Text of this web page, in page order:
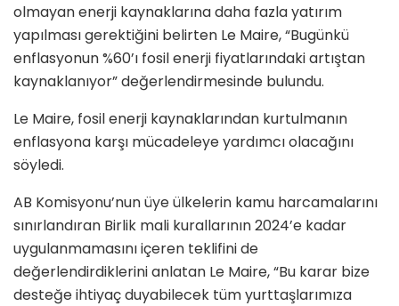
olmayan enerji kaynaklarına daha fazla yatırım
yapılması gerektiğini belirten Le Maire, “Bugünkü
enflasyonun %60’ı fosil enerji fiyatlarındaki artıştan
kaynaklanıyor” değerlendirmesinde bulundu.
Le Maire, fosil enerji kaynaklarından kurtulmanın
enflasyona karşı mücadeleye yardımcı olacağını
söyledi.
AB Komisyonu’nun üye ülkelerin kamu harcamalarını
sınırlandıran Birlik mali kurallarının 2024’e kadar
uygulanmamasını içeren teklifini de
değerlendirdiklerini anlatan Le Maire, “Bu karar bize
desteğe ihtiyaç duyabilecek tüm yurttaşlarımıza